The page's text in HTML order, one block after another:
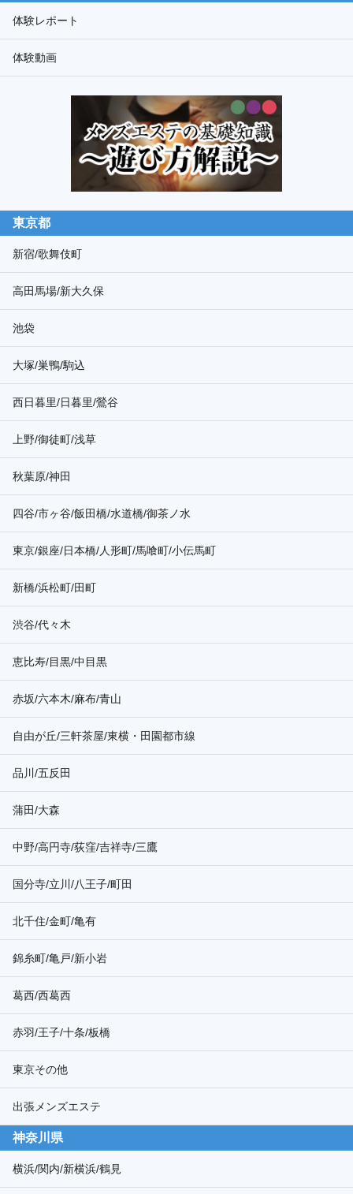
ド
検
索
体験レポート
体験動画
東京都
新宿/歌舞伎町
高田馬場/新大久保
池袋
大塚/巣鴨/駒込
西日暮里/日暮里/鶯谷
上野/御徒町/浅草
秋葉原/神田
四谷/市ヶ谷/飯田橋/水道橋/御茶ノ水
東京/銀座/日本橋/人形町/馬喰町/小伝馬町
新橋/浜松町/田町
渋谷/代々木
恵比寿/目黒/中目黒
赤坂/六本木/麻布/青山
自由が丘/三軒茶屋/東横・田園都市線
品川/五反田
蒲田/大森
中野/高円寺/荻窪/吉祥寺/三鷹
国分寺/立川/八王子/町田
北千住/金町/亀有
錦糸町/亀戸/新小岩
葛西/西葛西
赤羽/王子/十条/板橋
東京その他
出張メンズエステ
神奈川県
横浜/関内/新横浜/鶴見